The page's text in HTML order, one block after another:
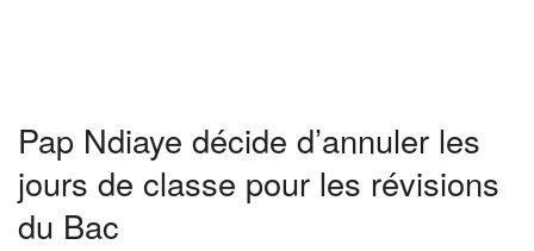
Pap Ndiaye décide d’annuler les
jours de classe pour les révisions
du Bac